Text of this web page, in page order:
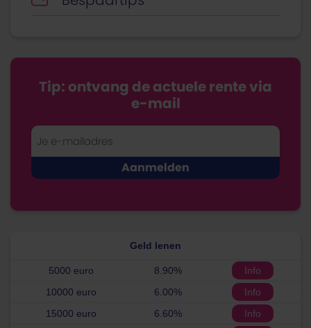
Tip: ontvang de actuele rente via
e-mail
Geld lenen
5000 euro 8.90%
Info
10000 euro
6.00%
Info
15000 euro
6.60% Info